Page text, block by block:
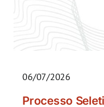
06/07/2026
Processo